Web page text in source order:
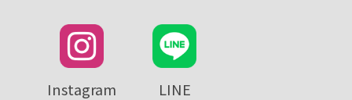
Instagram LINE